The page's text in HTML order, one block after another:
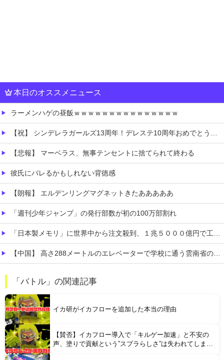
本日のオススメニュース
ラーメンハゲの昼飯ｗｗｗｗｗｗｗｗｗｗｗｗｗｗｗ
【祝】 シンデレラガールズ13周年！デレステ10周年おめでとう！ガチャ更新SSR八神マキノ・イベントSRイヴ、SR望月聖！
【悲報】 マーベラス、無事テンセントに捨てられて終わる
彼氏にバレるかもしれない背徳感
【朗報】 エルデンリングマグネットきたあああああ
「週刊少年ジャンプ」の発行部数が初の100万部割れ
「日本製メモリ」に世界中から注文殺到、１兆５０００億円で工場増築へ
【中国】 高さ288メートルのエレベーターで学校に通う雲南省の山地の子供たち 通学時間 3時間→30分に短縮
【凄すぎる】 力士の嫁に美人が多い理由→「これ」だったｗｗｗｗｗｗｗ
「バトル」の関連記事
イカ研がイカフローを追加した本当の理由
【賛否】イカフロー導入で「キルゲー加速」と不安の
声、塗りで貢献という”スプラらしさ”は失われてしまう